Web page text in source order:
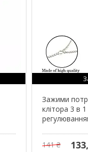
Зажими
клітора 3 в
141 ₴